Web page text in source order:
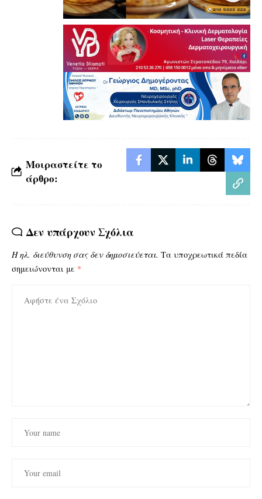
Μοιραστείτε το
άρθρο:
Δεν υπάρχουν Σχόλια
Η ηλ. διεύθυνση σας δεν δημοσιεύεται. Τα υποχρεωτικά πεδία
σημειώνονται με *